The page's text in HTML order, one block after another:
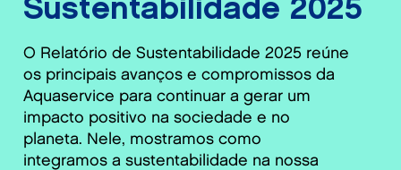
Sustentabilidade 2025
O Relatório de Sustentabilidade 2025 reúne
os principais avanços e compromissos da
Aquaservice para continuar a gerar um
impacto positivo na sociedade e no
planeta. Nele, mostramos como
integramos a sustentabilidade na nossa